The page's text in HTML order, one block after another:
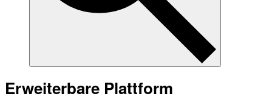
Erweiterbare Plattform